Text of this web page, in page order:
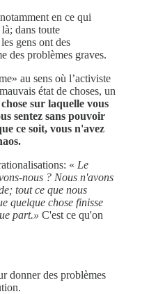
en ce qui
dans toute
gens ont des
des problèmes graves.
au sens où l’activiste
état de choses, un
sur laquelle vous
sentez sans pouvoir
ce soit, vous n'avez
« Le
nous ? Nous n'avons
tout ce que nous
quelque chose finisse
part.» C'est ce qu'on
donner des problèmes